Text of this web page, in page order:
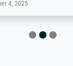
4, 2025